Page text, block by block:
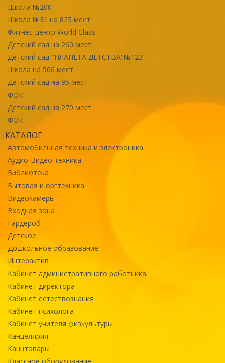
Школа №200
Школа №31 на 825 мест
Фитнес-центр World Class
Детский сад на 260 мест
Детский сад "ПЛАНЕТА ДЕТСТВА"№123
Школа на 506 мест
Детский сад на 95 мест
ФОК
Детский сад на 270 мест
ФОК
КАТАЛОГ
Автомобильная техника и электроника
Аудио-Видео техника
Библиотека
Бытовая и оргтехника
Видеокамеры
Входная зона
Гардероб
Детское
Дошкольное образование
Интерактив
Кабинет административного работника
Кабинет директора
Кабинет естествознания
Кабинет психолога
Кабинет учителя физкультуры
Канцелярия
Канцтовары
Классное оборудование